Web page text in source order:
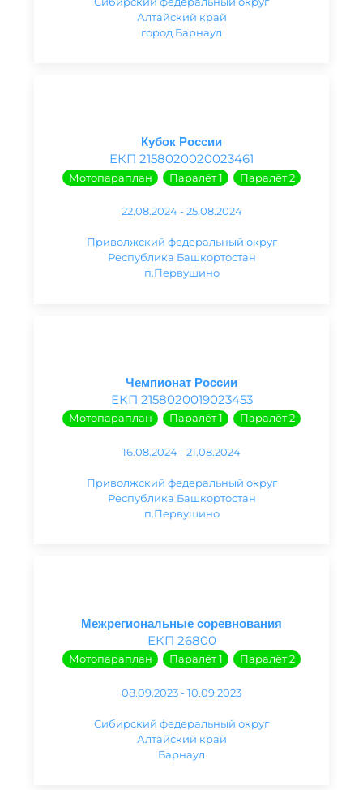
Алтайский край
город Барнаул
Кубок России
ЕКП 2158020020023461
Мотопараплан Паралёт 1 Паралёт 2
22.08.2024 - 25.08.2024
Приволжский федеральный округ
Республика Башкортостан
п.Первушино
Чемпионат России
ЕКП 2158020019023453
Мотопараплан Паралёт 1 Паралёт 2
16.08.2024 - 21.08.2024
Приволжский федеральный округ
Республика Башкортостан
п.Первушино
Межрегиональные соревнования
ЕКП 26800
Мотопараплан Паралёт 1 Паралёт 2
08.09.2023 - 10.09.2023
Сибирский федеральный округ
Алтайский край
Барнаул